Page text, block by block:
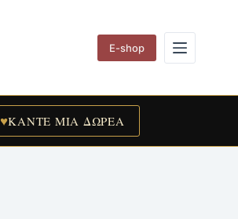
E-shop
♥ΚΑΝΤΕ ΜΙΑ ΔΩΡΕΑ